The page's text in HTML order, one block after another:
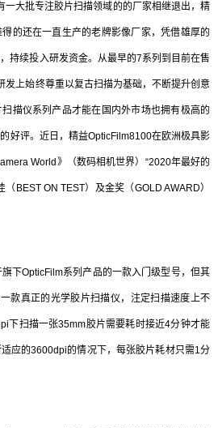
大批专注胶片扫描领域的的厂家相继退出，精
的还在一直生产的老牌影像厂家，凭借雄厚的
持续投入研发资金。从最早的7系列到目前在售
发上始终尊重以复古扫描为基础，不断提升创意
描仪系列产品才能在国内外市场也拥有极高的
好评。近日，精益OpticFilm8100在欧洲极具影
World》（数码相机世界）“2020年最好的
BEST ON TEST）及金奖（GOLD AWARD）
下OpticFilm系列产品的一款入门级型号，但其
款真正的光学胶片扫描仪，注定扫描速度上不
下扫描一张35mm胶片需要耗时接近4分钟才能
应的3600dpi的情况下，每张胶片耗材只需1分